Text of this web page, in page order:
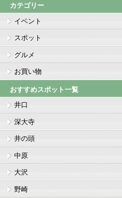
カテゴリー
イベント
スポット
グルメ
お買い物
おすすめスポット一覧
井口
深大寺
井の頭
中原
大沢
野崎